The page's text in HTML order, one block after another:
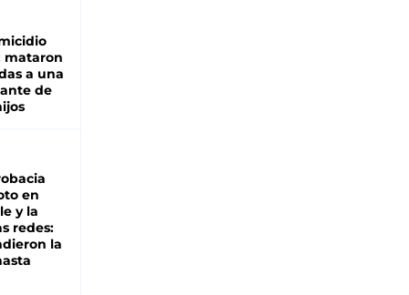
mataron
a una
de
en
y la
redes:
la